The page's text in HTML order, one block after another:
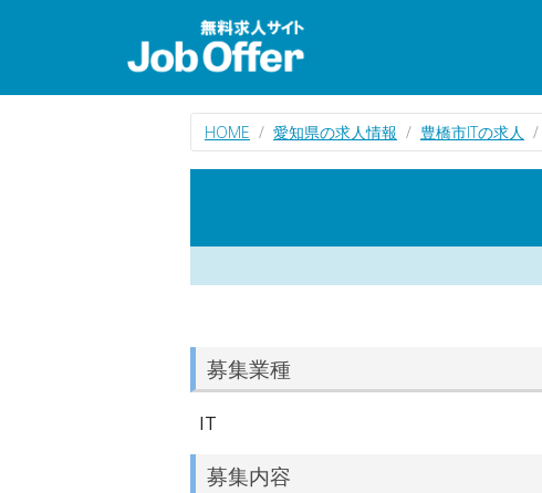
HOME 愛知県の求人情報 豊橋市ITの求人
募集業種
IT
募集内容